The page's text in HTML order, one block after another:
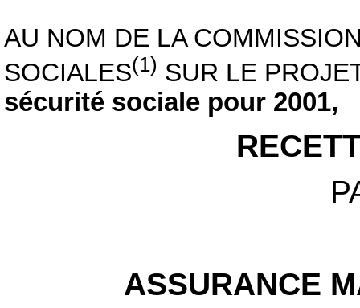
AU NOM DE LA
SOCIALES(1) SUR LE
sécurité sociale pour 2001,
ASSURANCE